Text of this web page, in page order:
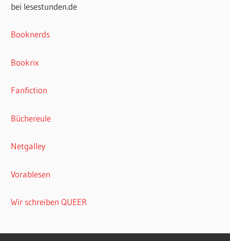
bei lesestunden.de
Booknerds
Bookrix
Fanfiction
Büchereule
Netgalley
Vorablesen
Wir schreiben QUEER